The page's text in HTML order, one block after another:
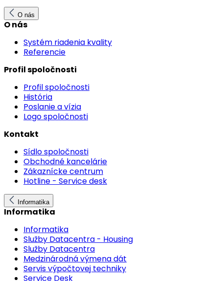
O nás
O nás
Systém riadenia kvality
Referencie
Profil spoločnosti
Profil spoločnosti
História
Poslanie a vízia
Logo spoločnosti
Kontakt
Sídlo spoločnosti
Obchodné kancelárie
Zákaznícke centrum
Hotline - Service desk
Informatika
Informatika
Informatika
Služby Datacentra - Housing
Služby Datacentra
Medzinárodná výmena dát
Servis výpočtovej techniky
Service Desk